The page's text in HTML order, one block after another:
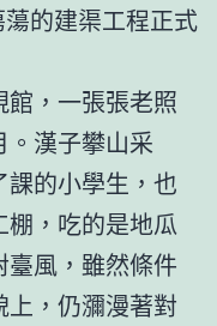
的建渠工程正式
，一張張老照
。漢子攀山采
的小學生，也
，吃的是地瓜
風，雖然條件
，仍瀰漫著對